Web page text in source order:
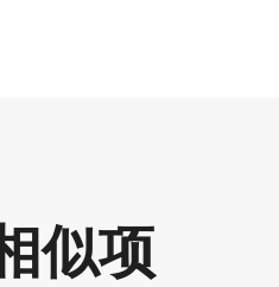
似项